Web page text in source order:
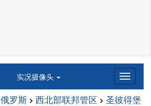
实况摄像头
俄罗斯 西北部联邦管区 圣彼得堡